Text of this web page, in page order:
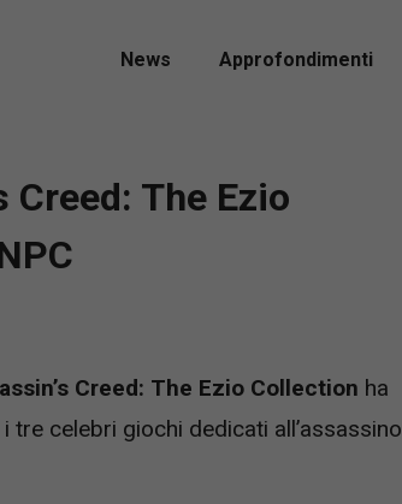
News Approfondimenti
Creed: The Ezio
Creed: The Ezio Collection ha
tre celebri giochi dedicati all’assassino